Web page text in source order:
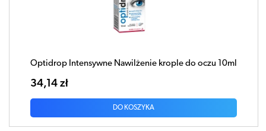
Optidrop Intensywne Nawilżenie krople do oczu 10ml
34,14 zł
DO KOSZYKA